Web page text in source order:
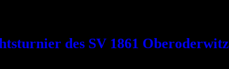
des SV 1861 Oberoderwitz